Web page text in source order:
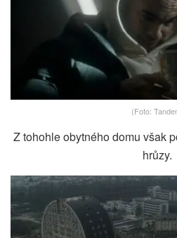
(Foto:
Z tohohle obytného domu však
hrůzy.